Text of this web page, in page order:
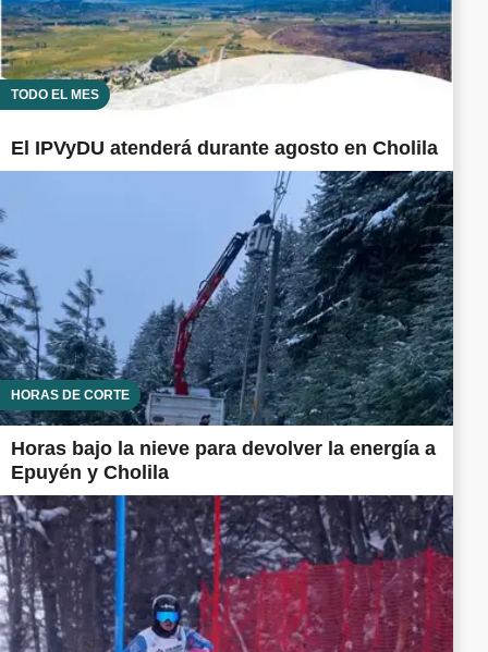
TODO EL MES
El IPVyDU atenderá durante agosto en Cholila
HORAS DE CORTE
Horas bajo la nieve para devolver la energía a
Epuyén y Cholila